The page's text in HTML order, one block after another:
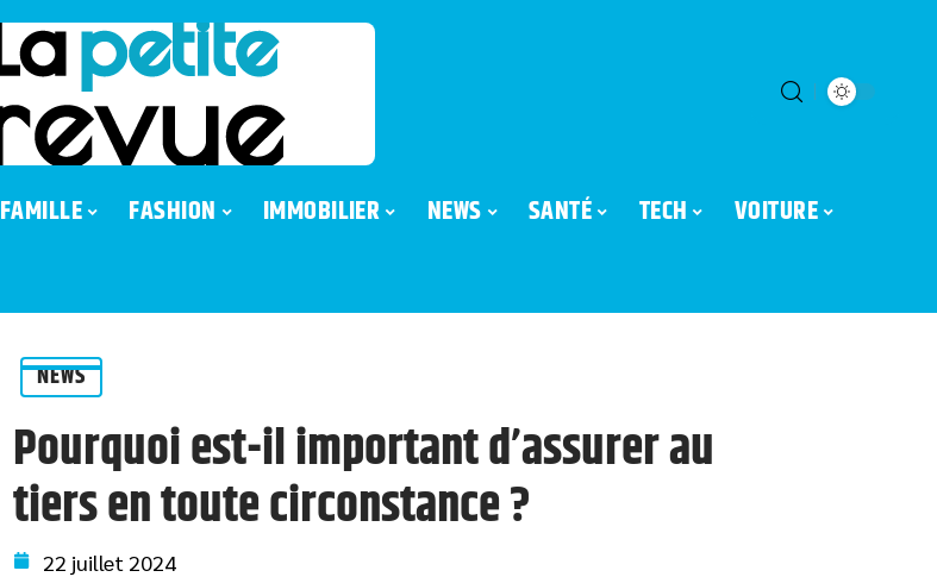
FAMILLE FASHION IMMOBILIER NEWS SANTÉ TECH VOITURE
NEWS
Pourquoi est-il important d’assurer au
tiers en toute circonstance ?
22 juillet 2024